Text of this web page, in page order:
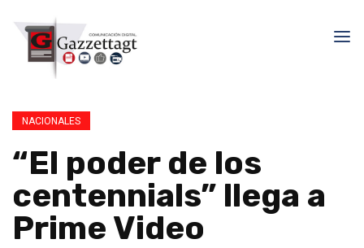
NACIONALES
“El poder de los
centennials” llega a
Prime Video